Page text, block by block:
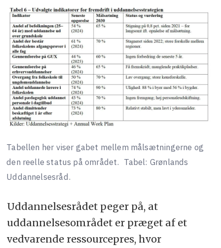
Tabellen her viser gabet mellem målsætningerne og
den reelle status på området. Tabel: Grønlands
Uddannelsesråd.
Uddannelsesrådet peger på, at
uddannelsesområdet er præget af et
vedvarende ressourcepres, hvor